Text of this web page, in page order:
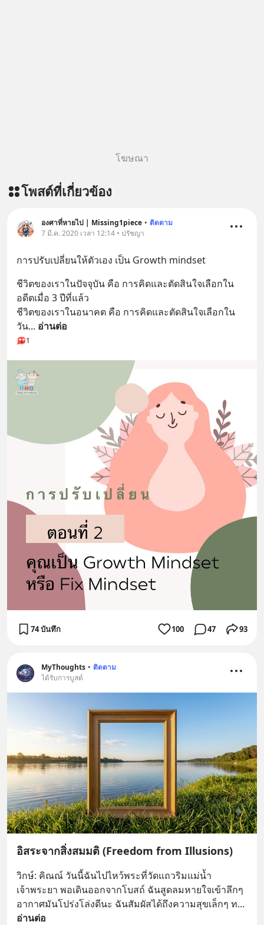
โฆษณา
โพสต์ที่เกี่ยวข้อง
องศาที่หายไป | Missing1piece • ติดตาม
7 มี.ค. 2020 เวลา 12:14 • ปรัชญา
การปรับเปลี่ยนให้ตัวเอง เป็น Growth mindset
ชีวิตของเราในปัจจุบัน คือ การคิดและตัดสินใจเลือกใน
อดีตเมื่อ 3 ปีที่แล้ว
ชีวิตของเราในอนาคต คือ การคิดและตัดสินใจเลือกใน
วัน... อ่านต่อ
1
74 บันทึก 100 47 93
MyThoughts • ติดตาม
ได้รับการบูสต์
อิสระจากสิ่งสมมติ (Freedom from Illusions)
วิกษ์: คิณณ์ วันนี้ฉันไปไหว้พระที่วัดแถวริมแม่น้ำ
เจ้าพระยา พอเดินออกจากโบสถ์ ฉันสูดลมหายใจเข้าลึกๆ
อากาศมันโปร่งโล่งดีนะ ฉันสัมผัสได้ถึงความสุขเล็กๆ ท
อ่านต่อ